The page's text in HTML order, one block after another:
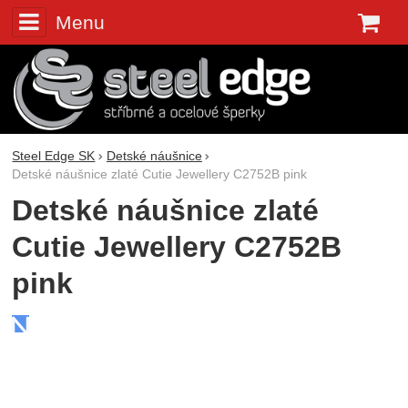
Menu
Steel Edge SK
Detské náušnice
Detské náušnice zlaté Cutie Jewellery C2752B pink
Detské náušnice zlaté
Cutie Jewellery C2752B
pink
Fotografie